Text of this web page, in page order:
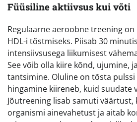
Füüsiline aktiivsus kui võti
Regulaarne aeroobne treening
HDL-i tõstmiseks. Piisab 30
intensiivsusega liikumisest
See võib olla kiire kõnd, ujumine,
tantsimine. Oluline on tõsta pulssi
hingamine kiireneb, kuid suudate
Jõutreening lisab samuti väärtust,
organismi ainevahetust ja aitab